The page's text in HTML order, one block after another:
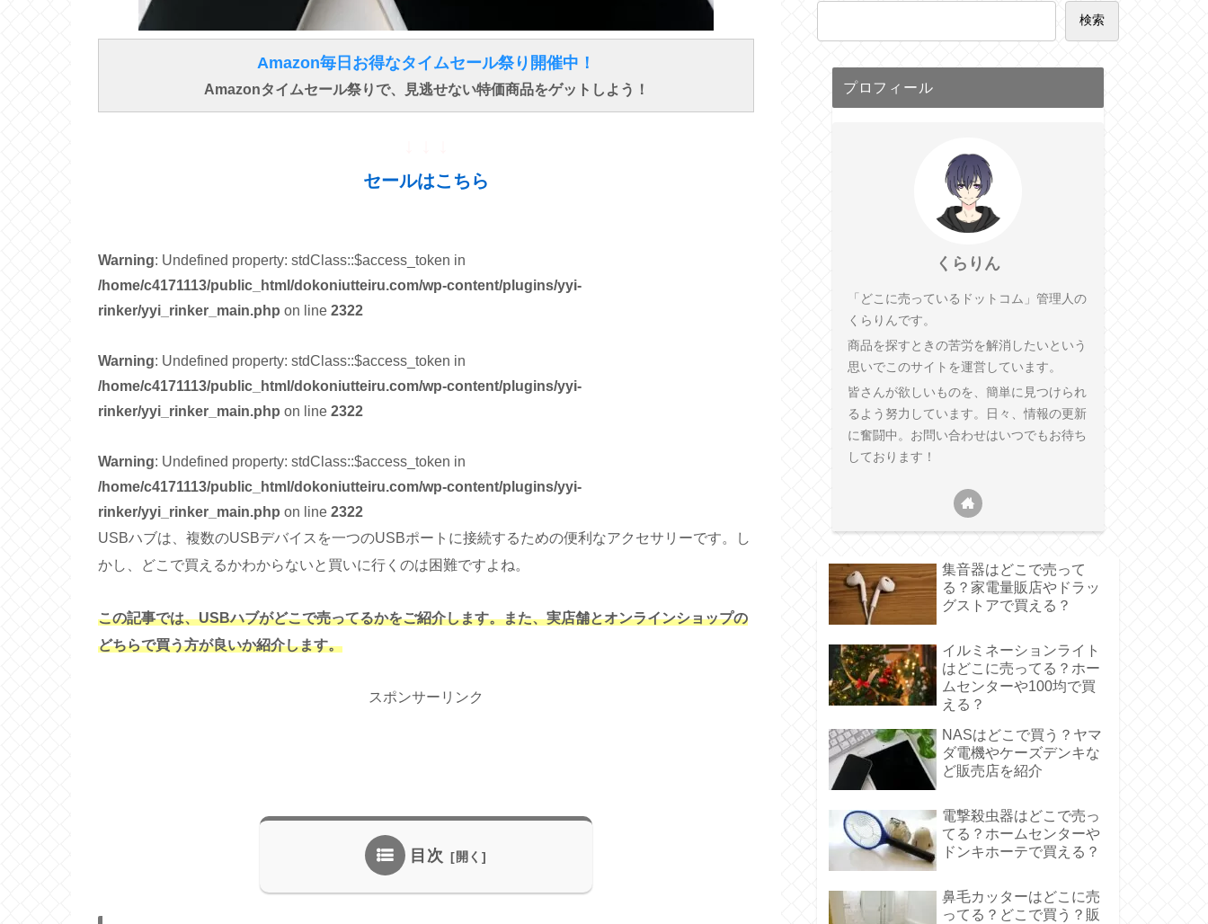
Amazon毎日お得なタイムセール祭り開催中！
Amazonタイムセール祭りで、見逃せない特価商品をゲットしよう！
セールはこちら
Warning: Undefined property: stdClass::$access_token in
/home/c4171113/public_html/dokoniutteiru.com/wp-content/plugins/yyi-
rinker/yyi_rinker_main.php on line 2322
Warning: Undefined property: stdClass::$access_token in
/home/c4171113/public_html/dokoniutteiru.com/wp-content/plugins/yyi-
rinker/yyi_rinker_main.php on line 2322
Warning: Undefined property: stdClass::$access_token in
/home/c4171113/public_html/dokoniutteiru.com/wp-content/plugins/yyi-
rinker/yyi_rinker_main.php on line 2322
USBハブは、複数のUSBデバイスを一つのUSBポートに接続するための便利なアクセサリーです。し
かし、どこで買えるかわからないと買いに行くのは困難ですよね。
この記事では、USBハブがどこで売ってるかをご紹介します。また、実店舗とオンラインショップの
どちらで買う方が良いか紹介します。
スポンサーリンク
目次
検索
プロフィール
くらりん
「どこに売っているドットコム」管理人の
くらりんです。
商品を探すときの苦労を解消したいという
思いでこのサイトを運営しています。
皆さんが欲しいものを、簡単に見つけられ
るよう努力しています。日々、情報の更新
に奮闘中。お問い合わせはいつでもお待ち
しております！
集音器はどこで売って
る？家電量販店やドラッ
グストアで買える？
イルミネーションライト
はどこに売ってる？ホー
ムセンターや100均で買
える？
NASはどこで買う？ヤマ
ダ電機やケーズデンキな
ど販売店を紹介
電撃殺虫器はどこで売っ
てる？ホームセンターや
ドンキホーテで買える？
鼻毛カッターはどこに売
ってる？どこで買う？販